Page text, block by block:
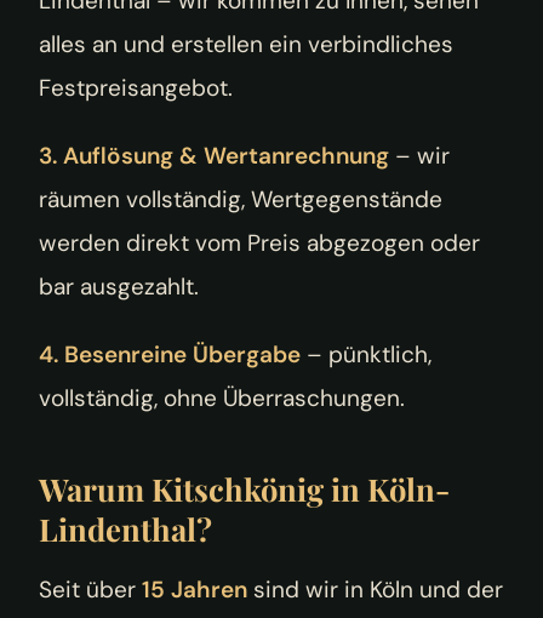
alles an und erstellen ein verbindliches
Festpreisangebot.
3. Auflösung & Wertanrechnung – wir
räumen vollständig, Wertgegenstände
werden direkt vom Preis abgezogen oder
bar ausgezahlt.
4. Besenreine Übergabe – pünktlich,
vollständig, ohne Überraschungen.
Warum Kitschkönig in Köln-
Lindenthal?
Seit über 15 Jahren sind wir in Köln und der